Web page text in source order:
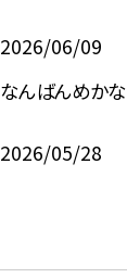
2026/06/09
なんばんめかな
2026/05/28